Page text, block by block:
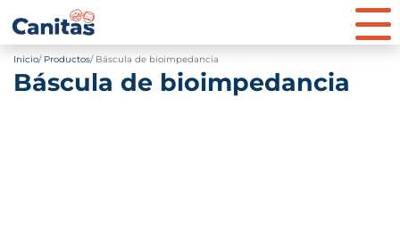
Inicio Productos Báscula de bioimpedancia
Báscula de bioimpedancia